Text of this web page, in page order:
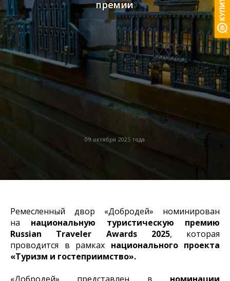
09 октября 2025 года
премии
Ремесленный двор «Добродей» номинирован
на национальную туристическую премию
Russian Traveler Awards 2025, которая
проводится в рамках национального проекта
«Туризм и гостеприимство».